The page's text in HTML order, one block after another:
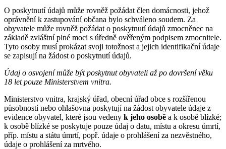
O poskytnutí údajů může rovněž požádat člen domácnosti, jehož
oprávnění k zastupování občana bylo schváleno soudem. Za
obyvatele může rovněž požádat o poskytnutí údajů zmocněnec na
základě zvláštní plné moci s úředně ověřeným podpisem zmocnitele.
Tyto osoby musí prokázat svoji totožnost a jejich identifikační údaje
se zapisují na žádost o poskytnutí údajů.
Údaj o osvojení může být poskytnut obyvateli až po dovršení věku
18 let pouze Ministerstvem vnitra.
Ministerstvo vnitra, krajský úřad, obecní úřad obce s rozšířenou
působností nebo ohlašovna poskytují na žádost obyvatele údaje z
evidence obyvatel, které jsou vedeny k jeho osobě a k osobě blízké;
k osobě blízké se poskytuje pouze údaj o datu, místu a okresu úmrtí,
příp. místu a státu úmrtí, popř. údaje o prohlášení za nezvěstného,
údaje o prohlášení za mrtvého.